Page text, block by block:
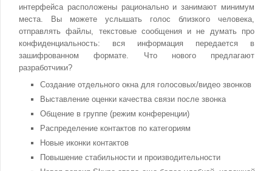
интерфейса расположены рационально и занимают минимум
места. Вы можете услышать голос близкого человека,
отправлять файлы, текстовые сообщения и не думать про
конфиденциальность: вся информация передается в
зашифрованном формате. Что нового предлагают
разработчики?
Создание отдельного окна для голосовых/видео звонков
Выставление оценки качества связи после звонка
Общение в группе (режим конференции)
Распределение контактов по категориям
Новые иконки контактов
Повышение стабильности и производительности